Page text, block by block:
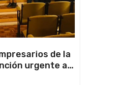
de la
urgente a
locales y